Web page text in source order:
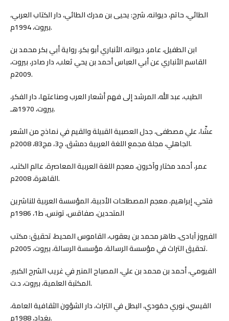
الطائي، حاتم، ديوانه، شرح: يحيى بن مدرك الطائي، دار الكتاب العربي،
بيروت، 1994م.
ابن الطفيل، عامر، ديوانه، الأنباري أبو بكر، رواية أبي بكر محمد بن
القاسم الأنباري عن أبي العباس أحمد بن يحي ثعلب، دار صادر، بيروت،
2009م.
الطيب، عبد الله، المرشد إلى فهم أشعار العرب وصناعتها، دار الفكر،
بيروت، 1970هـ.
عشّا، علي مصطفى، جدل العصبية القبيلة والقيم في نماذج من الشعر
الجاهلي، مجلة مجمع اللغة العربية دمشق، ج3، مج83، 2008م.
عمر، أحمد مختار وآخرون، معجم اللغة العربية المعاصرة، عالم الكتب،
القاهرة، 2008م.
فتحي، إبراهيم، معجم المصطلحات الأدبية، المؤسسة العربية للناشرين
المتحدين، صفاقس، تونس، ط1، 1986م
الفيروز آبادى، طاهر محمد بن يعقوب، القاموس المحيط، تحقيق: مكتب
تحقيق التراث في مؤسسة الرسالة، مؤسسة الرسالة، بيروت، 2005م.
الفيومي، أحمد بن محمد بن علي، المصباح المنير في غريب الشرح الكبير،
المكتبة العلمية، بيروت، د.ت.
القيسي، نوري حمَودي، البطل في التراث، دار الشؤون الثقافية العامة،
بغداد، 1988م.